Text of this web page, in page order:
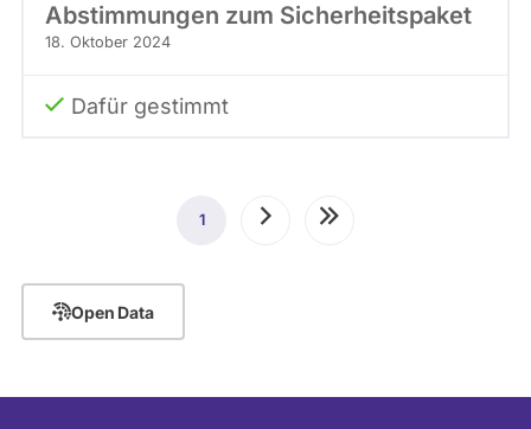
Abstimmungen zum Sicherheitspaket
18. Oktober 2024
Dafür gestimmt
Seitennummerierung
Aktuelle
1 NächsteLetzte
Open Data